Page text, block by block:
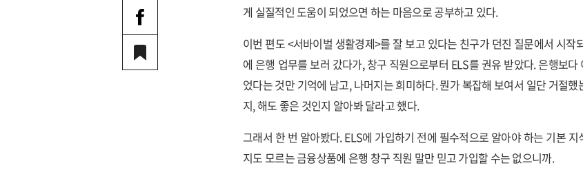
게 실질적인 도움이 되었으면 하는 마음으로 공부하고 있다.
이번 편도 <서바이벌 생활경제>를 잘 보고 있다는 친구가 던진 질문에서 시작
에 은행 업무를 보러 갔다가, 창구 직원으로부터 ELS를 권유 받았다. 은행보
었다는 것만 기억에 남고, 나머지는 희미하다. 뭔가 복잡해 보여서 일단 거절했
지, 해도 좋은 것인지 알아봐 달라고 했다.
그래서 한 번 알아봤다. ELS에 가입하기 전에 필수적으로 알아야 하는 기본
지도 모르는 금융상품에 은행 창구 직원 말만 믿고 가입할 수는 없으니까.